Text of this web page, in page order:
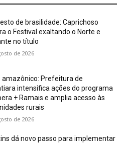
de brasilidade: Caprichoso
o Festival exaltando o Norte e
no título
de 2026
amazônico: Prefeitura de
intensifica ações do programa
+ Ramais e amplia acesso às
rurais
de 2026
dá novo passo para implementar